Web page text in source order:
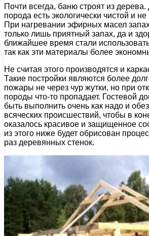
Почти всегда, баню строят из
порода есть экологически чистой и
При нагревании эфирных масел
только лишь приятный запах, да и
ближайшее время стали
так как эти материалы более
Не считая этого производятся и
Такие постройки являются более
пожары не через чур жутки, но при
породы что-то пропадает. Гостевой
быть выполнить очень как надо и
всяческих происшествий, чтобы в
оказалось красивое и защищенное
из этого ниже будет обрисован
раз деревянных стенок.